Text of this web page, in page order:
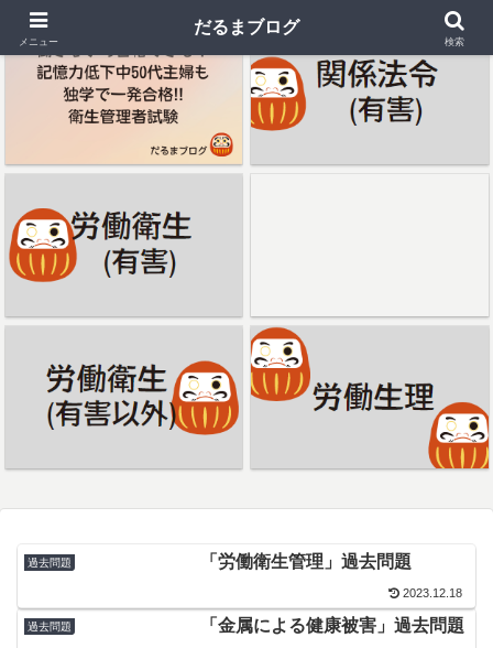
過去問題 「労働衛生管理」過去問題
2023.12.18
過去問題 「金属による健康被害」過去問題
メニュー
だるまブログ
検索